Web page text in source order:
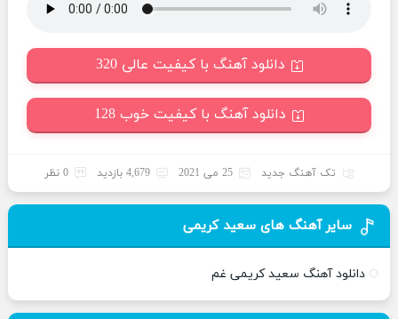
دانلود آهنگ با کیفیت عالی 320
دانلود آهنگ با کیفیت خوب 128
تک آهنگ جدید 25 می 2021 4,679 بازدید 0 نظر
سایر آهنگ های سعید کریمی
دانلود آهنگ سعید کریمی غم